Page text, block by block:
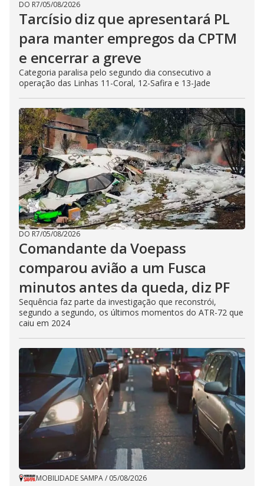
DO R7/05/08/2026
Tarcísio diz que apresentará PL
para manter empregos da CPTM
e encerrar a greve
Categoria paralisa pelo segundo dia consecutivo a
operação das Linhas 11-Coral, 12-Safira e 13-Jade
DO R7/05/08/2026
Comandante da Voepass
comparou avião a um Fusca
minutos antes da queda, diz PF
Sequência faz parte da investigação que reconstrói,
segundo a segundo, os últimos momentos do ATR-72 que
caiu em 2024
MOBILIDADE SAMPA/ 05/08/2026